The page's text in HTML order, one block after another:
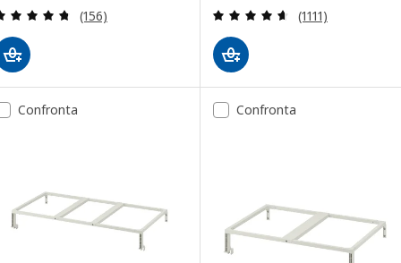
Recensione: 4.7 fuori da 5 stelle. Totale
(156) Recensione:
(1111)
Confronta Confronta